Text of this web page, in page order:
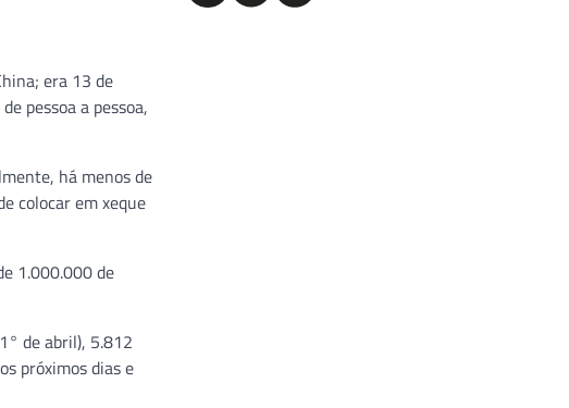
era 13 de
pessoa a pessoa,
há menos de
colocar em xeque
1.000.000 de
de abril), 5.812
próximos dias e